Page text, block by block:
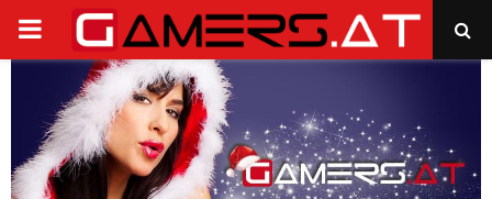
PRIMARY
MENU